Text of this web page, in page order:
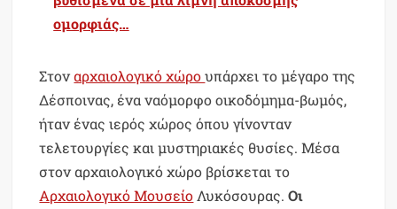
ομορφιάς…
Στοναρχαιολογικό χώρουπάρχει το μέγαρο της
Δέσποινας, ένα ναόμορφο οικοδόμημα-βωμός,
ήταν ένας ιερός χώρος όπου γίνονταν
τελετουργίες και μυστηριακές θυσίες. Μέσα
στον αρχαιολογικό χώρο βρίσκεται το
Αρχαιολογικό ΜουσείοΛυκόσουρας.Οι